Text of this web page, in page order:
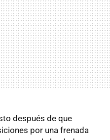
después de que
por una frenada